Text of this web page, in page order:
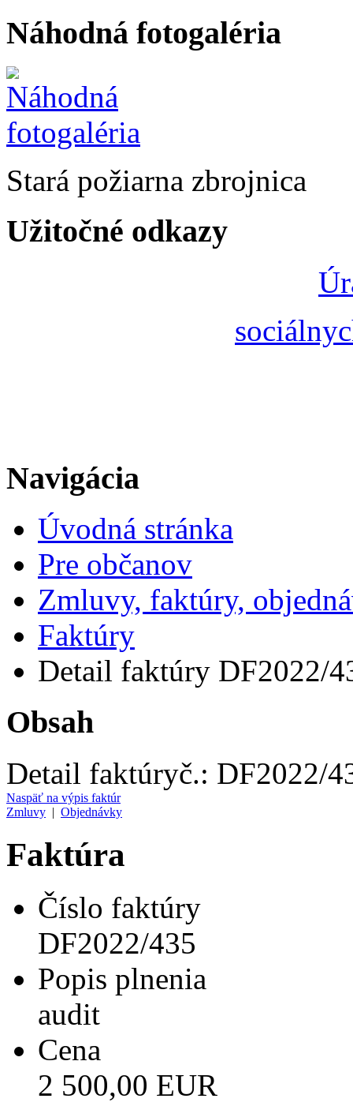
Náhodná fotogaléria
Stará požiarna zbrojnica
Užitočné odkazy
Navigácia
Úvodná stránka
Pre občanov
Zmluvy, faktúry,
Faktúry
Detail faktúry DF2022/
Obsah
Detail faktúryč.: DF2022/
Naspäť na výpis faktúr
Zmluvy | Objednávky
Faktúra
Číslo faktúry
DF2022/435
Popis plnenia
audit
Cena
2 500,00 EUR